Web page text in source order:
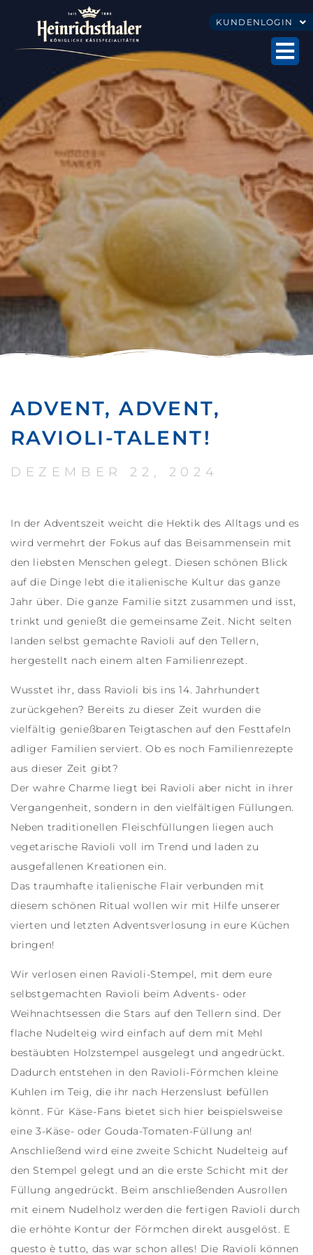
KUNDENLOGIN
ADVENT, ADVENT,
RAVIOLI-TALENT!
DEZEMBER 22, 2024
In der Adventszeit weicht die Hektik des Alltags und es
wird vermehrt der Fokus auf das Beisammensein mit
den liebsten Menschen gelegt. Diesen schönen Blick
auf die Dinge lebt die italienische Kultur das ganze
Jahr über. Die ganze Familie sitzt zusammen und isst,
trinkt und genießt die gemeinsame Zeit. Nicht selten
landen selbst gemachte Ravioli auf den Tellern,
hergestellt nach einem alten Familienrezept.
Wusstet ihr, dass Ravioli bis ins 14. Jahrhundert
zurückgehen? Bereits zu dieser Zeit wurden die
vielfältig genießbaren Teigtaschen auf den Festtafeln
adliger Familien serviert. Ob es noch Familienrezepte
aus dieser Zeit gibt?
Der wahre Charme liegt bei Ravioli aber nicht in ihrer
Vergangenheit, sondern in den vielfältigen Füllungen.
Neben traditionellen Fleischfüllungen liegen auch
vegetarische Ravioli voll im Trend und laden zu
ausgefallenen Kreationen ein.
Das traumhafte italienische Flair verbunden mit
diesem schönen Ritual wollen wir mit Hilfe unserer
vierten und letzten Adventsverlosung in eure Küchen
bringen!
Wir verlosen einen Ravioli-Stempel, mit dem eure
selbstgemachten Ravioli beim Advents- oder
Weihnachtsessen die Stars auf den Tellern sind. Der
flache Nudelteig wird einfach auf dem mit Mehl
bestäubten Holzstempel ausgelegt und angedrückt.
Dadurch entstehen in den Ravioli-Förmchen kleine
Kuhlen im Teig, die ihr nach Herzenslust befüllen
könnt. Für Käse-Fans bietet sich hier beispielsweise
eine 3-Käse- oder Gouda-Tomaten-Füllung an!
Anschließend wird eine zweite Schicht Nudelteig auf
den Stempel gelegt und an die erste Schicht mit der
Füllung angedrückt. Beim anschließenden Ausrollen
mit einem Nudelholz werden die fertigen Ravioli durch
die erhöhte Kontur der Förmchen direkt ausgelöst. E
questo è tutto, das war schon alles! Die Ravioli können